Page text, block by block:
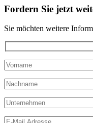
Fordern Sie jetzt
Sie möchten weitere